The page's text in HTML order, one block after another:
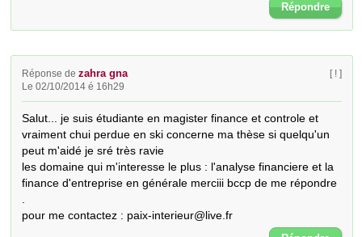
Répondre
Réponse dezahra gna
Le 02/10/2014 é 16h29
[ ! ]
Salut... je suis étudiante en magister finance et controle et
vraiment chui perdue en ski concerne ma thèse si quelqu'un
peut m'aidé je sré très ravie
les domaine qui m'interesse le plus : l'analyse financiere et la
finance d'entreprise en générale merciii bccp de me répondre
pour me contactez : paix-interieur@live.fr